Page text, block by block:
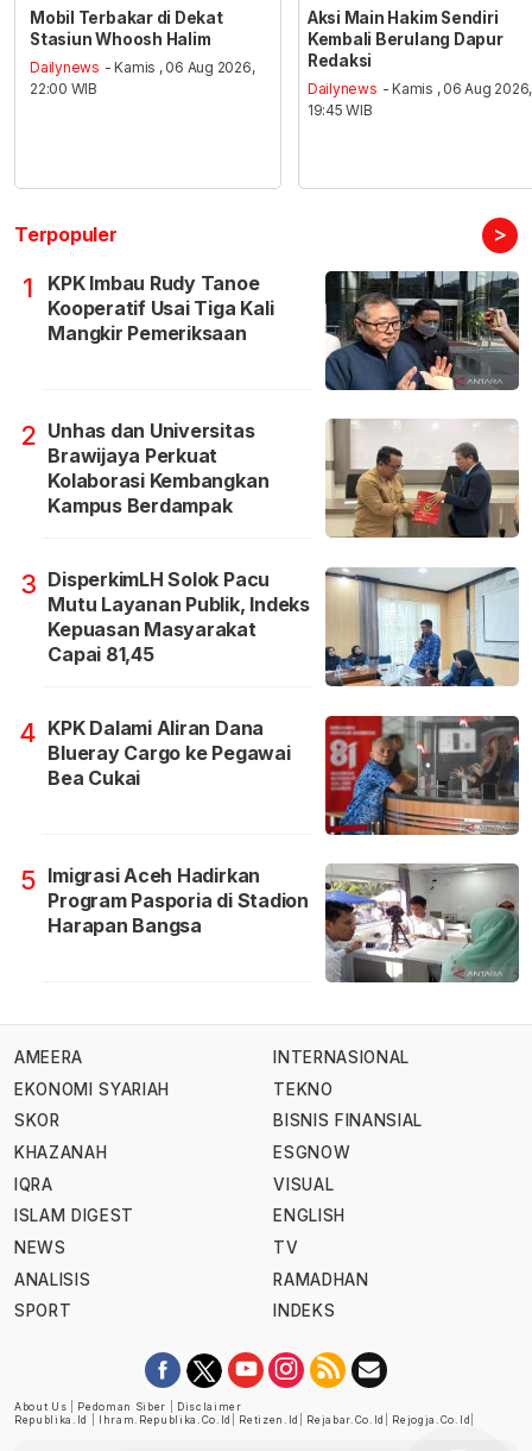
Mobil Terbakar di Dekat
Stasiun Whoosh Halim
Dailynews - Kamis , 06 Aug 2026,
22:00 WIB
Aksi Main Hakim Sendiri
Kembali Berulang Dapur
Redaksi
Dailynews - Kamis , 06 Aug 2026,
19:45 WIB
Terpopuler >
1
KPK Imbau Rudy Tanoe
Kooperatif Usai Tiga Kali
Mangkir Pemeriksaan
2 Unhas dan Universitas
Brawijaya Perkuat
Kolaborasi Kembangkan
Kampus Berdampak
3 DisperkimLH Solok Pacu
Mutu Layanan Publik, Indeks
Kepuasan Masyarakat
Capai 81,45
4 KPK Dalami Aliran Dana
Blueray Cargo ke Pegawai
Bea Cukai
5 Imigrasi Aceh Hadirkan
Program Pasporia di Stadion
Harapan Bangsa
AMEERA
EKONOMI SYARIAH
SKOR
KHAZANAH
IQRA
ISLAM DIGEST
NEWS
ANALISIS
SPORT
INTERNASIONAL
TEKNO
BISNIS FINANSIAL
ESGNOW
VISUAL
ENGLISH
TV
RAMADHAN
INDEKS
About Us Pedoman Siber
Disclaimer
Republika.id
Ihram.republika.co.id Retizen.id Rejabar.co.id Rejogja.co.id